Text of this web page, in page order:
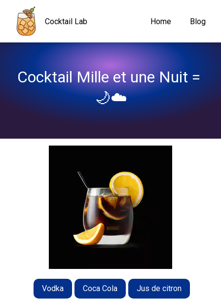
Cocktail Lab Home Blog
Cocktail Mille et une Nuit =
🌙☁️
Vodka Coca Cola Jus de citron
Navigated to Cocktail Mille et une Nuit = 🌙☁️